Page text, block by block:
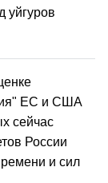
уйгуров
ЕС и США
сейчас
России
и сил